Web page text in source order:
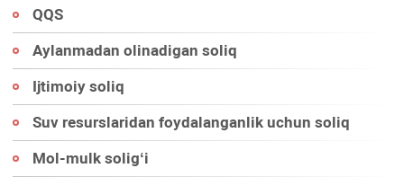
QQS
Aylanmadan olinadigan soliq
Ijtimoiy soliq
Suv resurslaridan foydalanganlik uchun soliq
Mol-mulk soligʻi